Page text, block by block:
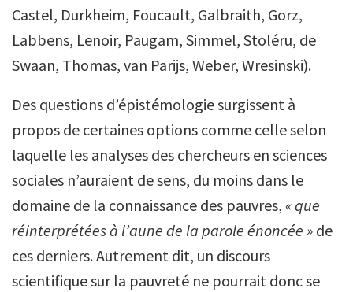
Castel, Durkheim, Foucault, Galbraith, Gorz,
Labbens, Lenoir, Paugam, Simmel, Stoléru, de
Swaan, Thomas, van Parijs, Weber, Wresinski).
Des questions d’épistémologie surgissent à
propos de certaines options comme celle selon
laquelle les analyses des chercheurs en sciences
sociales n’auraient de sens, du moins dans le
domaine de la connaissance des pauvres, « que
réinterprétées à l’aune de la parole énoncée » de
ces derniers. Autrement dit, un discours
scientifique sur la pauvreté ne pourrait donc se